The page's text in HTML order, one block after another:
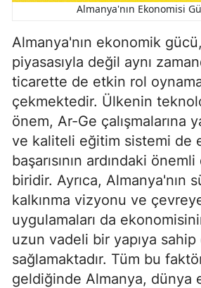
Almanya'nın Ekonomisi
Almanya'nın ekonomik
piyasasıyla değil aynı
ticarette de etkin rol
çekmektedir. Ülkenin
önem, Ar-Ge çalışmalarına
ve kaliteli eğitim sistemi de
başarısının ardındaki
biridir. Ayrıca, Almanya'nın
kalkınma vizyonu ve
uygulamaları da
uzun vadeli bir yapıya sahip
sağlamaktadır. Tüm bu
geldiğinde Almanya, dünya